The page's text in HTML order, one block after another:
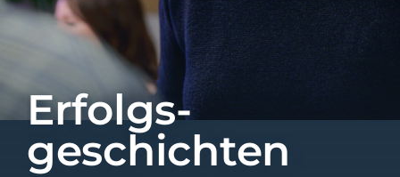
Erfolgs-
geschichten